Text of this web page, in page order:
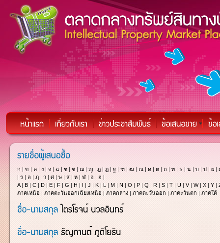
ก | ข | ค | ง | จ | ฉ | ช | ซ | ฌ | ญ | ฎ | ฏ | ฐ | ฑ | ฒ | ณ | ด | ต | ถ | ท | ธ | น | บ | ป | ผ |
| ร | ล | ฦ | ว | ศ | ษ | ส | ห | ฬ | อ | ฮ |
A| B | C | D | E | F | G | H | I | J | K | L | M | N | O | P | Q | R | S | T | U | V| W| X | Y |
ภาคเหนือ | ภาคตะวันออกเฉียงเหนือ | ภาคกลาง | ภาคตะวันออก | ภาคะวันตก | ภาคใต้